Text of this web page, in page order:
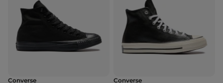
Converse
Converse